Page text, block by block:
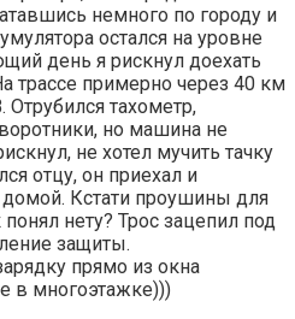
немного по городу и
остался на уровне
день я рискнул доехать
трассе примерно через 40 км
тахометр,
но машина не
не хотел мучить тачку
отцу, он приехал и
Кстати проушины для
нету? Трос зацепил под
защиты.
прямо из окна
в многоэтажке)))